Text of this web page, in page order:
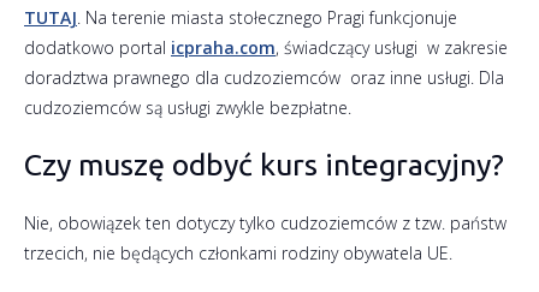
TUTAJ . Na terenie miasta stołecznego Pragi funkcjonuje
dodatkowo portal icpraha.com, świadczący usługi w zakresie
doradztwa prawnego dla cudzoziemców oraz inne usługi. Dla
cudzoziemców są usługi zwykle bezpłatne.
Czy muszę odbyć kurs integracyjny?
Nie, obowiązek ten dotyczy tylko cudzoziemców z tzw. państw
trzecich, nie będących członkami rodziny obywatela UE.